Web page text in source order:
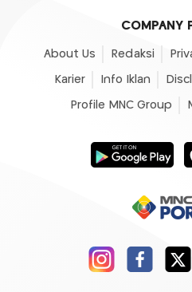
COMPANY
About Us Redaksi
Karier Info Iklan
Profile MNC Group